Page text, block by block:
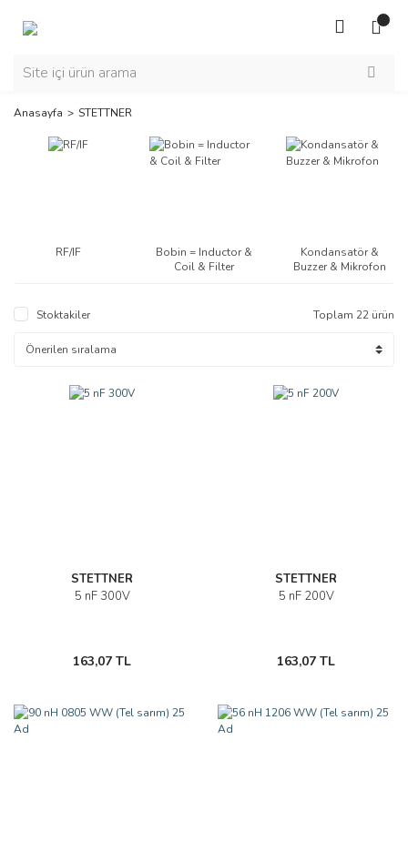
Anasayfa STETTNER
RF/IF
Bobin = Inductor &
Coil & Filter
Kondansatör &
Buzzer & Mikrofon
Stoktakiler Toplam 22 ürün
STETTNER
5 nF 300V
163,07 TL
STETTNER
5 nF 200V
163,07 TL